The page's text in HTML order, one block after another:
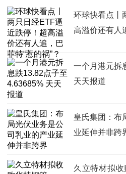
环球快看点丨
高溢价还有人
一个月港元拆
天天报道
皇氏集团：布
业延伸并非跨
久立特材拟